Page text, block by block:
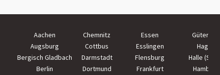
Aachen Chemnitz Essen
Augsburg
Cottbus Esslingen
Hagen
Bergisch Gladbach
Darmstadt Flensburg
Halle
Berlin
Dortmund Frankfurt
Hamburg